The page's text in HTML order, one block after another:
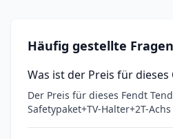
Häufig gestellte Fragen
Was ist der Preis für dieses
Der Preis für dieses Fendt
Safetypaket+TV-Halter+2T-